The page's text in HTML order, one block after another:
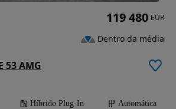
53 AMG
Híbrido Plug-In
Automática
119 480 EUR
Dentro da média